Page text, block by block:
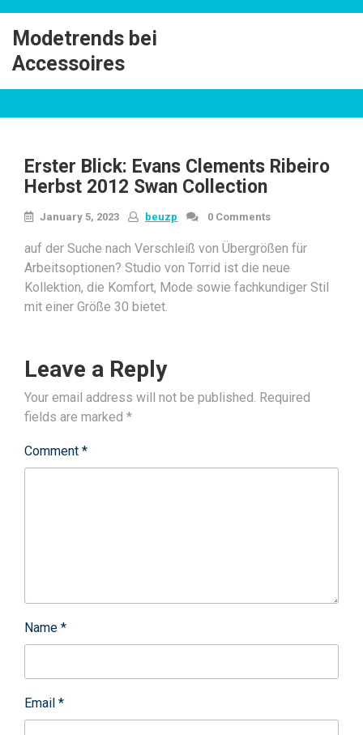
content
Modetrends bei
Accessoires
Erster Blick: Evans Clements Ribeiro
Herbst 2012 Swan Collection
January 5, 2023 beuzp 0 Comments
auf der Suche nach Verschleiß von Übergrößen für
Arbeitsoptionen? Studio von Torrid ist die neue
Kollektion, die Komfort, Mode sowie fachkundiger Stil
mit einer Größe 30 bietet.
Leave a Reply
Your email address will not be published. Required
fields are marked *
Comment *
Name *
Email *